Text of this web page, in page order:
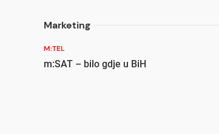
Marketing
M:TEL
m:SAT – bilo gdje u BiH